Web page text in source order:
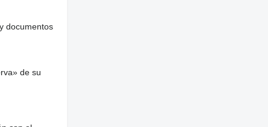
documentos
de su